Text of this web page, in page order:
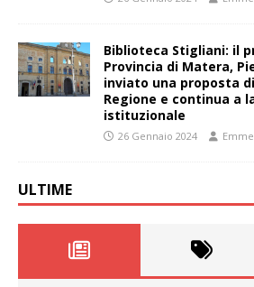
Biblioteca Stigliani: il
Provincia di Matera,
inviato una proposta
Regione e continua a
istituzionale
26 Gennaio 2024
ULTIME